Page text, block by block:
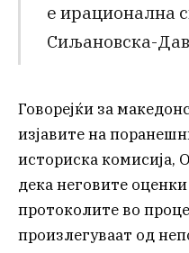
е ирационална
Сиљановска-
Говорејќи за
изјавите на
историска комисија,
дека неговите
протоколите во
произлегуваат од